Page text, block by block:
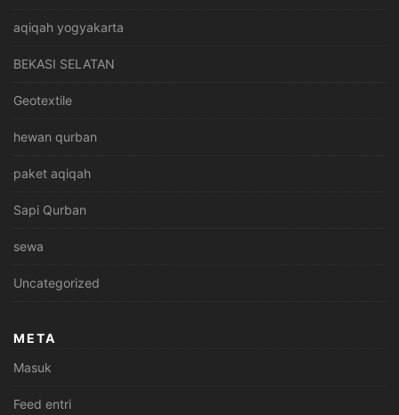
aqiqah yogyakarta
BEKASI SELATAN
Geotextile
hewan qurban
paket aqiqah
Sapi Qurban
sewa
Uncategorized
META
Masuk
Feed entri